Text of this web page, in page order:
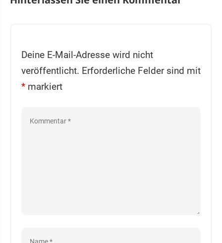
Deine E-Mail-Adresse wird nicht
veröffentlicht. Erforderliche Felder sind mit
* markiert